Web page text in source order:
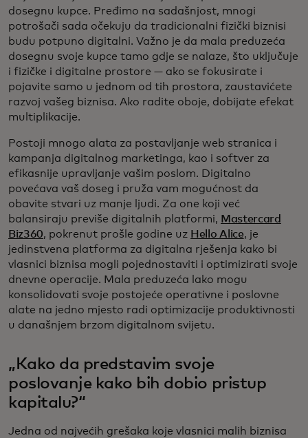
dosegnu kupce. Pređimo na sadašnjost, mnogi
potrošači sada očekuju da tradicionalni fizički biznisi
budu potpuno digitalni. Važno je da mala preduzeća
dosegnu svoje kupce tamo gdje se nalaze, što uključuje
i fizičke i digitalne prostore — ako se fokusirate i
pojavite samo u jednom od tih prostora, zaustavićete
razvoj vašeg biznisa. Ako radite oboje, dobijate efekat
multiplikacije.
Postoji mnogo alata za postavljanje web stranica i
kampanja digitalnog marketinga, kao i softver za
efikasnije upravljanje vašim poslom. Digitalno
povećava vaš doseg i pruža vam mogućnost da
obavite stvari uz manje ljudi. Za one koji već
balansiraju previše digitalnih platformi, Mastercard
Biz360, pokrenut prošle godine uz Hello Alice, je
jedinstvena platforma za digitalna rješenja kako bi
vlasnici biznisa mogli pojednostaviti i optimizirati svoje
dnevne operacije. Mala preduzeća lako mogu
konsolidovati svoje postojeće operativne i poslovne
alate na jedno mjesto radi optimizacije produktivnosti
u današnjem brzom digitalnom svijetu.
„Kako da predstavim svoje
poslovanje kako bih dobio pristup
kapitalu?“
Jedna od najvećih grešaka koje vlasnici malih biznisa